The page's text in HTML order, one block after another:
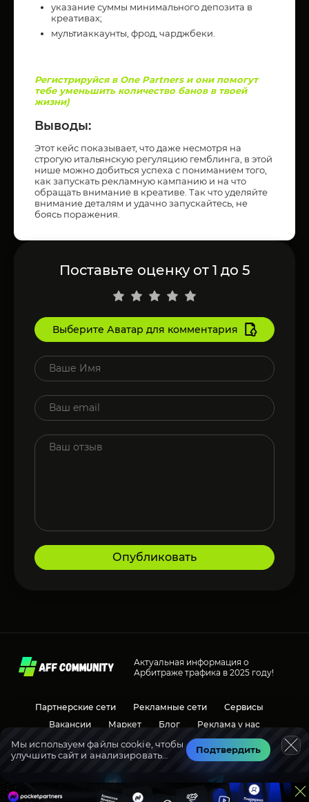
указание суммы минимального депозита в
креативах;
мультиаккаунты, фрод, чарджбеки.
Регистрируйся в One Partners и они помогут
тебе уменьшить количество банов в твоей
жизни)
Выводы:
Этот кейс показывает, что даже несмотря на
строгую итальянскую регуляцию гемблинга, в этой
нише можно добиться успеха с пониманием того,
как запускать рекламную кампанию и на что
обращать внимание в креативе. Так что уделяйте
внимание деталям и удачно запускайтесь, не
боясь поражения.
Поставьте оценку от 1 до 5
Выберите Аватар для комментария
Опубликовать
Актуальная информация о
Арбитраже трафика в 2025 году!
Партнерские сети Рекламные сети
Сервисы
Вакансии
Маркет Блог Реклама у нас
Социальные сети Обсуждения
Мы используем файлы cookie, чтобы
улучшить сайт и анализировать
Подтвердить